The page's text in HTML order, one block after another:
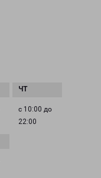
с 10:00 до
22:00